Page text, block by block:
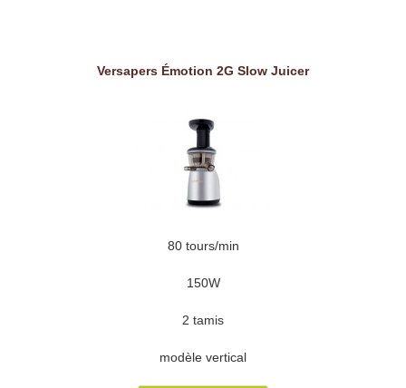
Versapers Émotion 2G Slow Juicer
80 tours/min
150W
2 tamis
modèle vertical